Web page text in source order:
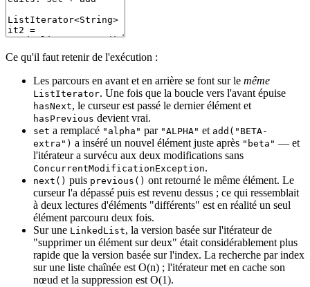
Ce qu'il faut retenir de l'exécution :
Les parcours en avant et en arrière se font sur le même
ListIterator. Une fois que la boucle vers l'avant épuise
hasNext, le curseur est passé le dernier élément et
hasPrevious devient vrai.
set a remplacé "alpha" par "ALPHA" et add("BETA-
extra") a inséré un nouvel élément juste après "beta" — et
l'itérateur a survécu aux deux modifications sans
ConcurrentModificationException.
next() puis previous() ont retourné le même élément. Le
curseur l'a dépassé puis est revenu dessus ; ce qui ressemblait
à deux lectures d'éléments "différents" est en réalité un seul
élément parcouru deux fois.
Sur une LinkedList, la version basée sur l'itérateur de
"supprimer un élément sur deux" était considérablement plus
rapide que la version basée sur l'index. La recherche par index
sur une liste chaînée est O(n) ; l'itérateur met en cache son
nœud et la suppression est O(1).